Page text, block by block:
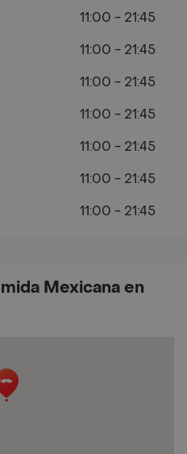
Mexicana en
11:00 - 21:45
11:00 - 21:45
11:00 - 21:45
11:00 - 21:45
11:00 - 21:45
11:00 - 21:45
11:00 - 21:45